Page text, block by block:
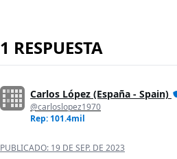
1 RESPUESTA
Carlos López (España - Spain)
@carloslopez1970
Rep: 101.4mil
PUBLICADO: 19 DE SEP. DE 2023